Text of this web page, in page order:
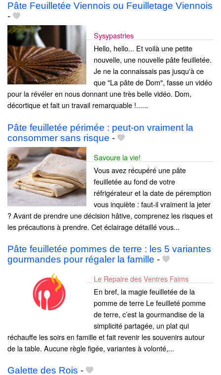
Pâte Feuilletée Viennois ou Feuilletage Viennois
-
Sysypastries
Hello, hello... Et voilà une petite
nouvelle, une nouvelle pâte feuilletée.
Je ne la connaissais pas jusqu'à ce
que "La pâte de Dom", fasse un vidéo
pour la révéler en nous donnant une très belle vidéo. Dom,
décortique et fait un travail remarquable !......
Pâte feuilletée périmée : peut-on vraiment la
consommer sans risque -
Savoure la vie!
Vous avez récupéré une pâte
feuilletée au fond de votre
réfrigérateur et la date de péremption
vous inquiète : faut-il vraiment la jeter
? Avant de prendre une décision hâtive, comprenez les risques et
les précautions à prendre. Cet éclairage détaillé vous...
Pâte feuilletée pommes de terre : les 5 variantes
gourmandes pour régaler la famille -
Le Repaire des Ventres Faims
En bref, la magie feuilletée de la
pomme de terre Le feuilleté pomme
de terre, c’est la gourmandise de la
simplicité partagée, un plat qui
réchauffe les soirs en famille et fait revenir les souvenirs autour
de la table. Aucune règle figée, variantes à volonté,...
Galette des Rois -